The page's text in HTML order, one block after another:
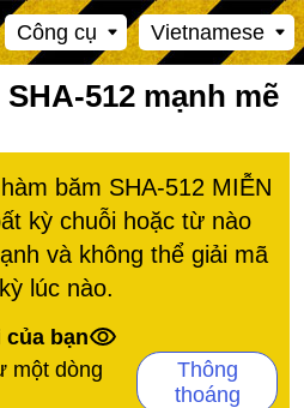
Công cụ Vietnamese
512 mạnh mẽ
băm SHA-512 MIỄN
kỳ chuỗi hoặc từ nào
và không thể giải mã
lúc nào.
bạn
một dòng
Thông
thoáng